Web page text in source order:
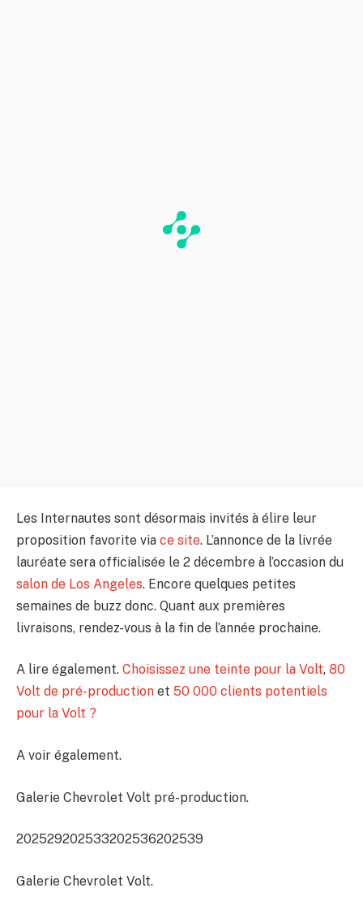
Les Internautes sont désormais invités à élire leur
proposition favorite via ce site. L’annonce de la livrée
lauréate sera officialisée le 2 décembre à l’occasion du
salon de Los Angeles. Encore quelques petites
semaines de buzz donc. Quant aux premières
livraisons, rendez-vous à la fin de l’année prochaine.
A lire également. Choisissez une teinte pour la Volt, 80
Volt de pré-production et 50 000 clients potentiels
pour la Volt ?
A voir également.
Galerie Chevrolet Volt pré-production.
202529202533202536202539
Galerie Chevrolet Volt.